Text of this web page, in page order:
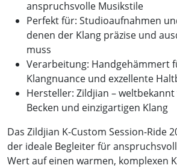
anspruchsvolle Musikstile
Perfekt für: Studioaufnahmen
denen der Klang präzise und
muss
Verarbeitung: Handgehämmert
Klangnuance und exzellente
Hersteller: Zildjian –
Becken und einzigartigen Klang
Das Zildjian K-Custom Session-Ride
der ideale Begleiter für
Wert auf einen warmen, komplexen